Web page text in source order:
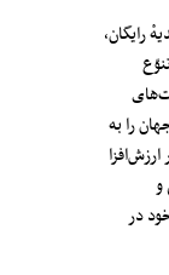
رایگان،
را به
و
در